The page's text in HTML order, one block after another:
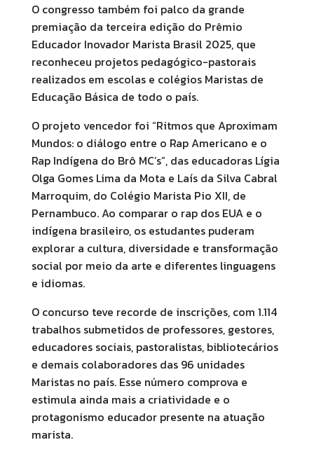
O congresso também foi palco da grande
premiação da terceira edição do Prêmio
Educador Inovador Marista Brasil 2025, que
reconheceu projetos pedagógico-pastorais
realizados em escolas e colégios Maristas de
Educação Básica de todo o país.
O projeto vencedor foi “Ritmos que Aproximam
Mundos: o diálogo entre o Rap Americano e o
Rap Indígena do Brô MC’s”, das educadoras Lígia
Olga Gomes Lima da Mota e Laís da Silva Cabral
Marroquim, do Colégio Marista Pio XII, de
Pernambuco. Ao comparar o rap dos EUA e o
indígena brasileiro, os estudantes puderam
explorar a cultura, diversidade e transformação
social por meio da arte e diferentes linguagens
e idiomas.
O concurso teve recorde de inscrições, com 1.114
trabalhos submetidos de professores, gestores,
educadores sociais, pastoralistas, bibliotecários
e demais colaboradores das 96 unidades
Maristas no país. Esse número comprova e
estimula ainda mais a criatividade e o
protagonismo educador presente na atuação
marista.